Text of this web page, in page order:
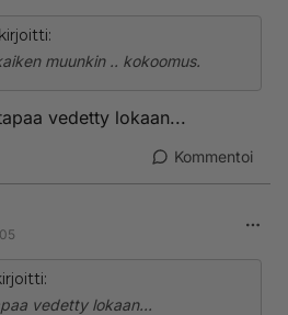
kirjoitti:
muunkin .. kokoomus.
vedetty lokaan...
Kommentoi
vedetty lokaan...